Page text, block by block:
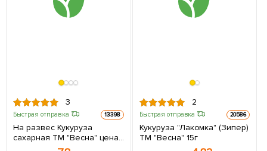
3
Быстрая отправка 13398
На развес Кукуруза
сахарная ТМ "Весна" цена
2
Быстрая отправка 20586
Кукуруза "Лакомка" (Зипер)
ТМ "Весна" 15г